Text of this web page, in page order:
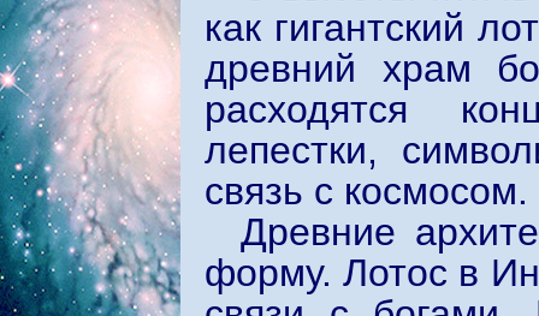
как гигантский
древний храм
расходятся
лепестки,
связь с космосом.
Древние
форму. Лотос в